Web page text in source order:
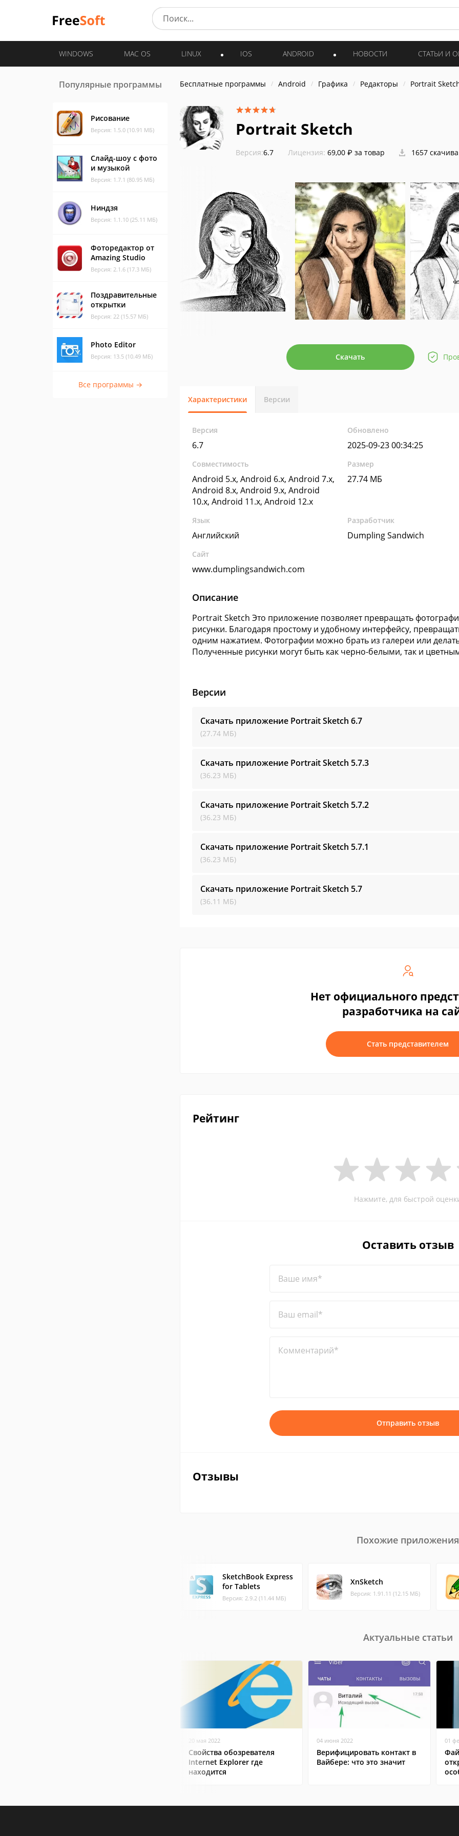
WINDOWS MAC OS LINUX IOS ANDROID НОВОСТИ СТАТЬИ И
Популярные программы
Рисование
Версия: 1.5.0 (10.91 МБ)
Слайд-шоу с фото
и музыкой
Версия: 1.7.1 (80.95 МБ)
Ниндзя
Версия: 1.1.10 (25.11 МБ)
Фоторедактор от
Amazing Studio
Версия: 2.1.6 (17.3 МБ)
Поздравительные
открытки
Версия: 22 (15.57 МБ)
Photo Editor
Версия: 13.5 (10.49 МБ)
Все программы →
Бесплатные программы Android Графика Редакторы Portrait
Portrait Sketch
Версия:6.7 Лицензия: 69,00 ₽ за товар 1657
Скачать
Характеристики Версии
Версия
6.7
Обновлено
2025-09-23 00:34:25
Совместимость
Android 5.x, Android 6.x, Android 7.x,
Android 8.x, Android 9.x, Android
10.x, Android 11.x, Android 12.x
Размер
27.74 МБ
Язык
Английский
Разработчик
Dumpling Sandwich
Сайт
www.dumplingsandwich.com
Описание
Portrait Sketch Это приложение позволяет превращать
рисунки. Благодаря простому и удобному интерфейсу,
одним нажатием. Фотографии можно брать из галереи или
Полученные рисунки могут быть как черно-белыми, так и
Версии
Скачать приложение Portrait Sketch 6.7
(27.74 МБ)
Скачать приложение Portrait Sketch 5.7.3
(36.23 МБ)
Скачать приложение Portrait Sketch 5.7.2
(36.23 МБ)
Скачать приложение Portrait Sketch 5.7.1
(36.23 МБ)
Скачать приложение Portrait Sketch 5.7
(36.11 МБ)
Нет официального
разработчика на
Стать представителем
Рейтинг
Нажмите, для быстрой
Оставить отзыв
Ваше имя*
Ваш email*
Комментарий*
Отправить отзыв
Отзывы
Похожие приложения
SketchBook Express
for Tablets
Версия: 2.9.2 (11.44 МБ)
XnSketch
Версия: 1.91.11 (12.15 МБ)
Актуальные статьи
20 мая 2022
Свойства обозревателя
Internet Explorer где
находится
04 июня 2022
Верифицировать контакт в
Вайбере: что это значит
01